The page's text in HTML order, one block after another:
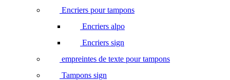
Encriers pour tampons
Encriers alpo
Encriers sign
empreintes de texte pour tampons
Tampons sign